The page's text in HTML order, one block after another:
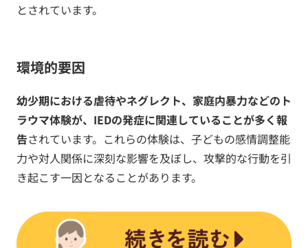
とされています。
環境的要因
幼少期における虐待やネグレクト、家庭内暴力などのト
ラウマ体験が、IEDの発症に関連していることが多く報
告されています。これらの体験は、子どもの感情調整能
力や対人関係に深刻な影響を及ぼし、攻撃的な行動を引
き起こす一因となることがあります。